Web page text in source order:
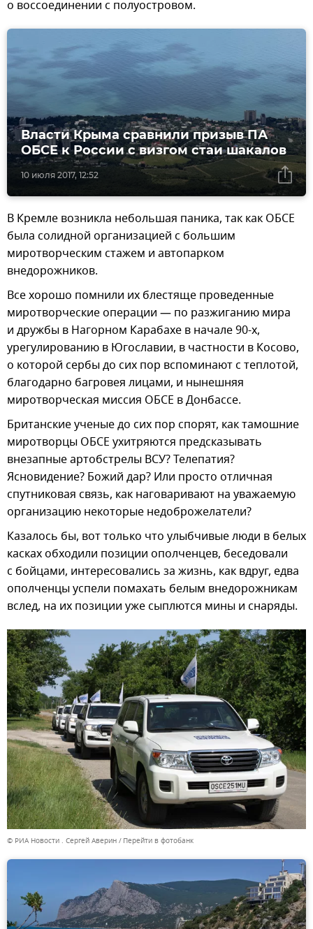
о воссоединении с полуостровом.
10 июля 2017, 12:52
Власти Крыма сравнили призыв ПА
ОБСЕ к России с визгом стаи шакалов
В Кремле возникла небольшая паника, так как ОБСЕ
была солидной организацией с большим
миротворческим стажем и автопарком
внедорожников.
Все хорошо помнили их блестяще проведенные
миротворческие операции — по разжиганию мира
и дружбы в Нагорном Карабахе в начале 90-х,
урегулированию в Югославии, в частности в Косово,
о которой сербы до сих пор вспоминают с теплотой,
благодарно багровея лицами, и нынешняя
миротворческая миссия ОБСЕ в Донбассе.
Британские ученые до сих пор спорят, как тамошние
миротворцы ОБСЕ ухитряются предсказывать
внезапные артобстрелы ВСУ? Телепатия?
Ясновидение? Божий дар? Или просто отличная
спутниковая связь, как наговаривают на уважаемую
организацию некоторые недоброжелатели?
Казалось бы, вот только что улыбчивые люди в белых
касках обходили позиции ополченцев, беседовали
с бойцами, интересовались за жизнь, как вдруг, едва
ополченцы успели помахать белым внедорожникам
вслед, на их позиции уже сыплются мины и снаряды.
© РИА Новости . Сергей Аверин Перейти в фотобанк